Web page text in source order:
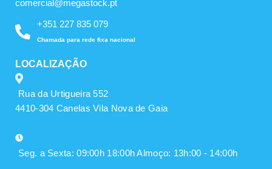
comercial@megastock.pt
+351 227 835 079
Chamada para rede fixa nacional
LOCALIZAÇÃO
Rua da Urtigueira 552
4410-304 Canelas Vila Nova de Gaia
Seg. a Sexta: 09:00h 18:00h Almoço: 13h:00 - 14:00h